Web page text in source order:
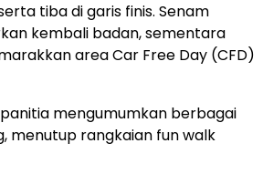
tiba di garis finis. Senam
kembali badan, sementara
area Car Free Day (CFD)
mengumumkan berbagai
menutup rangkaian fun walk